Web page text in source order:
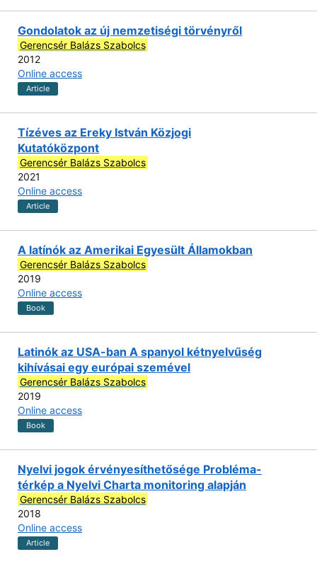
Gondolatok az új nemzetiségi törvényről
Gerencsér Balázs Szabolcs
2012
Online access
Article
Tízéves az Ereky István Közjogi
Kutatóközpont
Gerencsér Balázs Szabolcs
2021
Online access
Article
A latínók az Amerikai Egyesült Államokban
Gerencsér Balázs Szabolcs
2019
Online access
Book
Latinók az USA-ban A spanyol kétnyelvűség
kihívásai egy európai szemével
Gerencsér Balázs Szabolcs
2019
Online access
Book
Nyelvi jogok érvényesíthetősége Probléma-
térkép a Nyelvi Charta monitoring alapján
Gerencsér Balázs Szabolcs
2018
Online access
Article